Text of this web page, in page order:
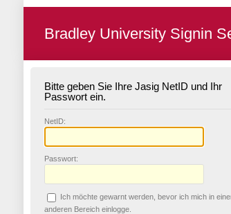
Bradley University Signin
Bitte geben Sie Ihre Jasig NetID und Ihr
Passwort ein.
NetID:
Passwort:
Ich möchte gewarnt werden, bevor ich mich in
anderen Bereich einlogge.